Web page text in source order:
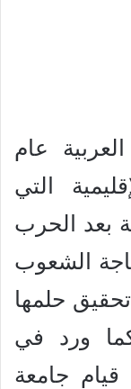
عام
التي
بعد الحرب
الشعوب
تحقيق حلمها
ورد في
قيام جامعة